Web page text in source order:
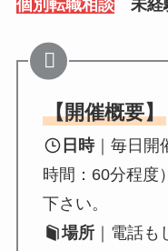
個別転職相談未経
【開催概要】
日時｜毎日開
時間：60分程度
下さい。
場所 ｜電話